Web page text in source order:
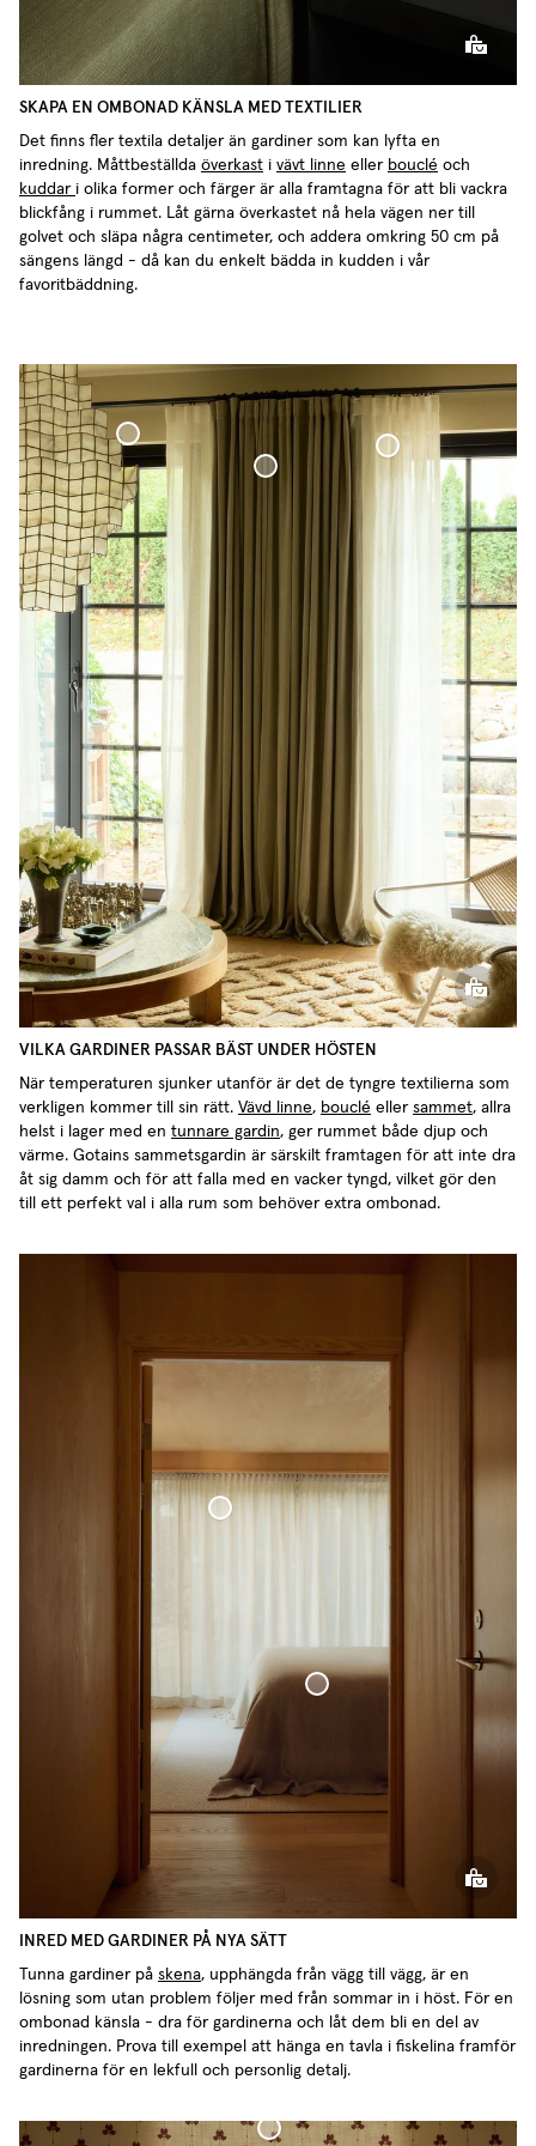
SKAPA EN OMBONAD KÄNSLA MED TEXTILIER
Det finns fler textila detaljer än gardiner som kan lyfta en
inredning. Måttbeställda överkast i vävt linne eller bouclé och
kuddar i olika former och färger är alla framtagna för att bli vackra
blickfång i rummet. Låt gärna överkastet nå hela vägen ner till
golvet och släpa några centimeter, och addera omkring 50 cm på
sängens längd - då kan du enkelt bädda in kudden i vår
favoritbäddning.
Måttbeställd Gardinstång Svart
VILKA GARDINER PASSAR BÄST UNDER HÖSTEN
När temperaturen sjunker utanför är det de tyngre textilierna som
verkligen kommer till sin rätt. Vävd linne, bouclé eller sammet, allra
helst i lager med en tunnare gardin, ger rummet både djup och
värme. Gotains sammetsgardin är särskilt framtagen för att inte dra
åt sig damm och för att falla med en vacker tyngd, vilket gör den
till ett perfekt val i alla rum som behöver extra ombonad.
Överkast Vävd Linne
INRED MED GARDINER PÅ NYA SÄTT
Tunna gardiner på skena, upphängda från vägg till vägg, är en
lösning som utan problem följer med från sommar in i höst. För en
ombonad känsla - dra för gardinerna och låt dem bli en del av
inredningen. Prova till exempel att hänga en tavla i fiskelina framför
gardinerna för en lekfull och personlig detalj.